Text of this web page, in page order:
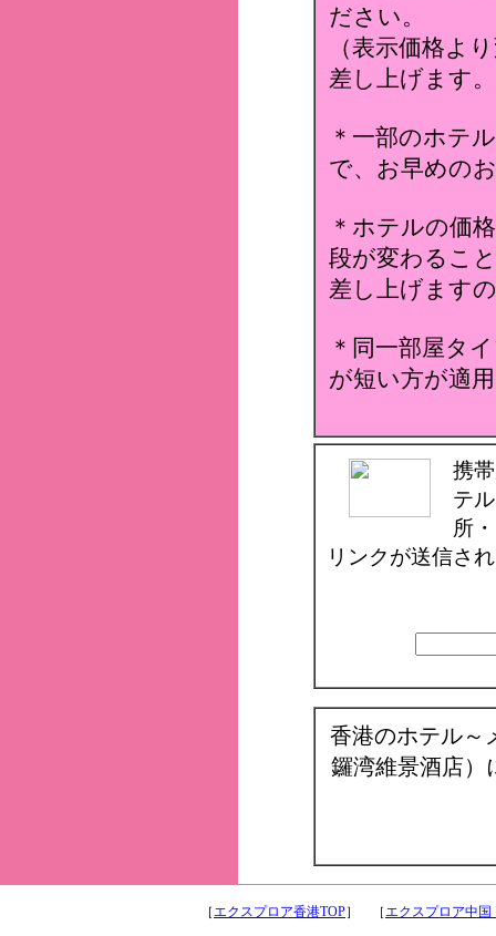
ださい。
（表示価格よ
差し上げます
＊一部のホテ
で、お早めの
＊ホテルの価
段が変わるこ
差し上げます
＊同一部屋タ
が短い方が適
携
テ
所
リンクが送信さ
香港のホテル～
鑼湾維景酒店）
［エクスプロア香港TOP］ ［エクスプロア中国